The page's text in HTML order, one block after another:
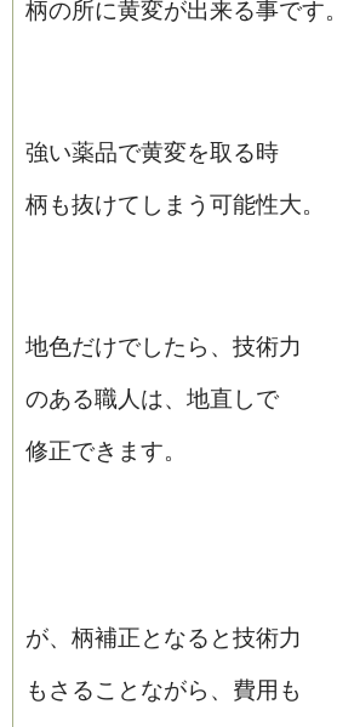
柄の所に黄変が出来る事です。
強い薬品で黄変を取る時
柄も抜けてしまう可能性大。
地色だけでしたら、技術力
のある職人は、地直しで
修正できます。
が、柄補正となると技術力
もさることながら、費用も